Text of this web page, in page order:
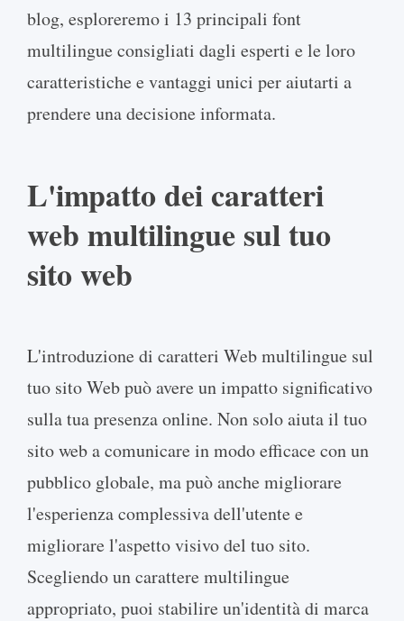
blog, esploreremo i 13 principali font
multilingue consigliati dagli esperti e le loro
caratteristiche e vantaggi unici per aiutarti a
prendere una decisione informata.
L'impatto dei caratteri
web multilingue sul tuo
sito web
L'introduzione di caratteri Web multilingue sul
tuo sito Web può avere un impatto significativo
sulla tua presenza online. Non solo aiuta il tuo
sito web a comunicare in modo efficace con un
pubblico globale, ma può anche migliorare
l'esperienza complessiva dell'utente e
migliorare l'aspetto visivo del tuo sito.
Scegliendo un carattere multilingue
appropriato, puoi stabilire un'identità di marca